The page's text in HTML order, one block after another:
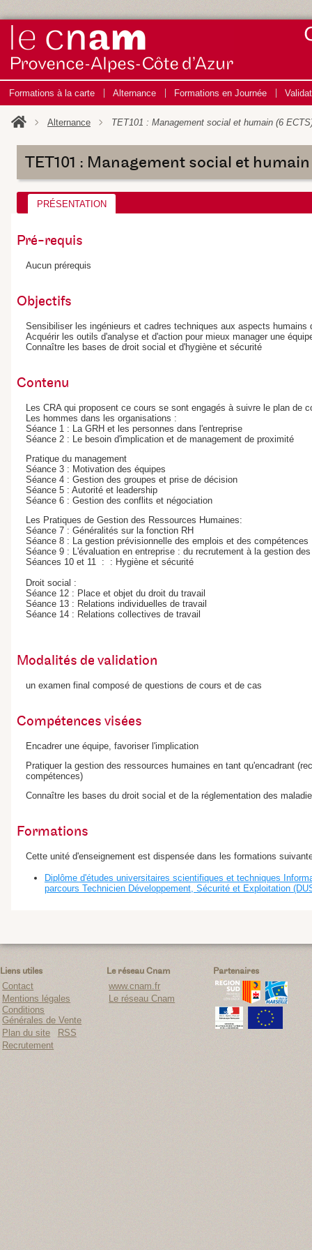
Formations à la carte Alternance Formations en Journée
Alternance TET101 : Management social et humain (6
TET101 : Management social et
PRÉSENTATION
Pré-requis
Aucun prérequis
Objectifs
Sensibiliser les ingénieurs et cadres techniques aux aspects humains
Acquérir les outils d'analyse et d'action pour mieux manager une
Connaître les bases de droit social et d'hygiène et sécurité
Contenu
Les CRA qui proposent ce cours se sont engagés à suivre le plan de
Les hommes dans les organisations :
Séance 1 : La GRH et les personnes dans l'entreprise
Séance 2 : Le besoin d'implication et de management de proximité
Pratique du management
Séance 3 : Motivation des équipes
Séance 4 : Gestion des groupes et prise de décision
Séance 5 : Autorité et leadership
Séance 6 : Gestion des conflits et négociation
Les Pratiques de Gestion des Ressources Humaines:
Séance 7 : Généralités sur la fonction RH
Séance 8 : La gestion prévisionnelle des emplois et des
Séance 9 : L'évaluation en entreprise : du recrutement à la gestion
Séances 10 et 11 : : Hygiène et sécurité
Droit social :
Séance 12 : Place et objet du droit du travail
Séance 13 : Relations individuelles de travail
Séance 14 : Relations collectives de travail
Modalités de validation
un examen final composé de questions de cours et de cas
Compétences visées
Encadrer une équipe, favoriser l'implication
Pratiquer la gestion des ressources humaines en tant qu'encadrant
compétences)
Connaître les bases du droit social et de la réglementation des
Formations
Cette unité d'enseignement est dispensée dans les formations
Diplôme d'études universitaires scientifiques et techniques
parcours Technicien Développement, Sécurité et Exploitation
Liens utiles
Contact
Mentions légales
Conditions
Générales de Vente
Plan du site
RSS
Recrutement
Le réseau Cnam
www.cnam.fr
Le réseau Cnam
Partenaires